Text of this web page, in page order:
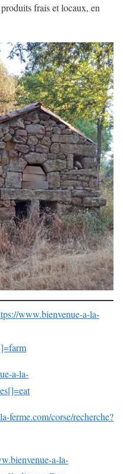
frais et locaux, en
www.bienvenue-a-la-
a-la-
ferme.com/corse/recherche?
a-la-